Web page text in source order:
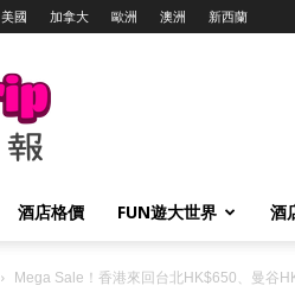
美國 加拿大 歐洲 澳洲 新西蘭
酒店格價 FUN遊大世界 酒
Mega Sale！香港來回台北HK$650、曼谷